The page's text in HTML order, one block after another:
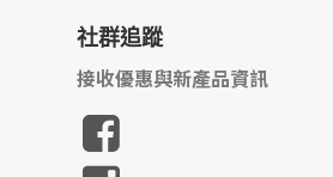
社群追蹤
接收優惠與新產品資訊